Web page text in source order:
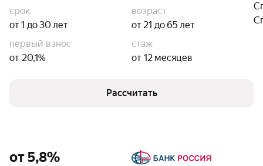
срок
от 1 до 30 лет
возраст
от 21 до 65 лет
первый взнос
от 20,1%
стаж
от 12 месяцев
Рассчитать
от 5,8%